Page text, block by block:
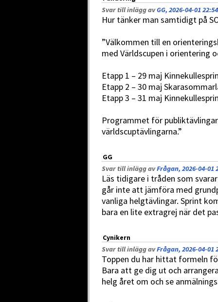
Svar till inlägg avGG, 2026-04-01 22:54
Hur tänker man samtidigt på
”Välkommen till en
med Världscupen i orientering
Etapp 1 – 29 maj
Etapp 2 – 30 maj
Etapp 3 – 31 maj
Programmet för
världscuptävlingarna.”
GG
Svar till inlägg avFrågan, 2026-04-01
Läs tidigare i tråden som
går inte att jämföra med
vanliga helgtävlingar. Sprint
bara en lite extragrej när det
Cynikern
Svar till inlägg avFrågan, 2026-04-01
Toppen du har hittat formeln
Bara att ge dig ut och
helg året om och se